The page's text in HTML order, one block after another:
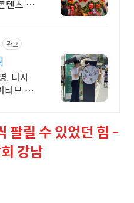
텐츠 전
광고
, 디자
티브 행
팔릴 수 있었던 힘 -
강남